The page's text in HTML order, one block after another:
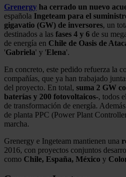
Grenergy ha cerrado un nuevo
española Ingeteam para el
gigavatio (GW) de inversores, un
destinados a las fases 4 y 6 de su
de energía en Chile de Oasis de
'Gabriela' y 'Elena'.
En concreto, este pedido refuerza la
compañías, que ya han trabajado
del proyecto. En total, suma 2 GW
baterías y 200 fotovoltaicos-, todos
de transformación de energía.
de planta PPC (Power Plant
marcha.
Grenergy e Ingeteam mantienen una
2016, con proyectos conjuntos
como Chile, España, México y